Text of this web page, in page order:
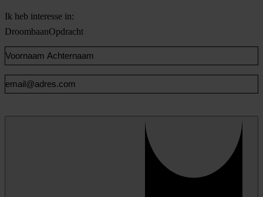
Ik heb interesse in:
DroombaanOpdracht
Voornaam
en
Email
(Vereist)